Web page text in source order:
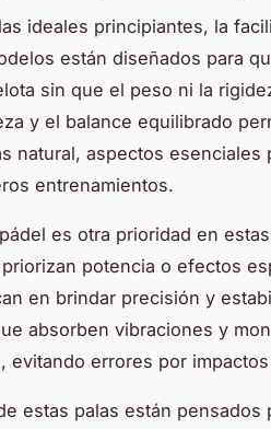
ideales principiantes, la
están diseñados para
sin que el peso ni la
y el balance equilibrado
natural, aspectos esenciales
entrenamientos.
es otra prioridad en
potencia o efectos
en brindar precisión y
absorben vibraciones y
evitando errores por
estas palas están pensados